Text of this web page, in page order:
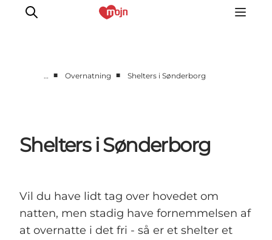
Natur
Overnatning
Planlæg din tur
… ■ Overnatning ■ Shelters i Sønderborg
Shelters i Sønderborg
Vil du have lidt tag over hovedet om
natten, men stadig have fornemmelsen af
at overnatte i det fri - så er et shelter et